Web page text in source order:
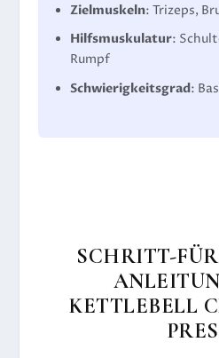
Zielmuskeln: Trizeps,
Hilfsmuskulatur:
Rumpf
Schwierigkeitsgrad:
SCHRITT-
KETTLEBELL